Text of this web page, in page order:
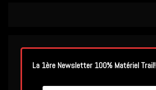
La 1ère Newsletter 100% Matériel Trail!